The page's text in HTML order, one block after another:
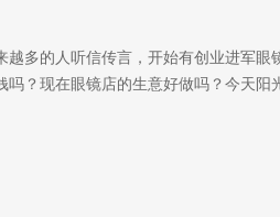
多的人听信传言，开始有创业进军眼
吗？现在眼镜店的生意好做吗？今天